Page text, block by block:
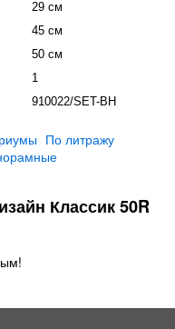
29 см
45 см
50 см
1
910022/SET-BH
По литражу
Классик 50R